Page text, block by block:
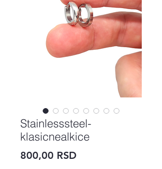
Stainlesssteel-
klasicnealkice
800,00 RSDPrice